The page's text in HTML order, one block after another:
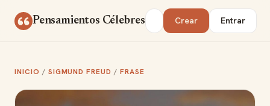
Pensamientos Célebres Buscar Crear Entrar
INICIO / SIGMUND FREUD /FRASE